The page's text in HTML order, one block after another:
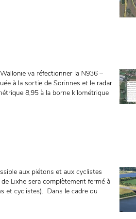
va réfectionner la N936 –
à la sortie de Sorinnes et le radar
8,95 à la borne kilométrique
aux piétons et aux cyclistes
Lixhe sera complètement fermé à
et cyclistes). Dans le cadre du